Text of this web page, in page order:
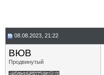
08.08.2023, 21:22
ВЮВ
Продвинутый